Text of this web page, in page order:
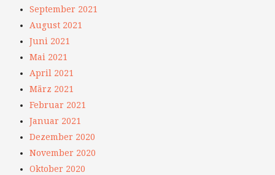
September 2021
August 2021
Juni 2021
Mai 2021
April 2021
März 2021
Februar 2021
Januar 2021
Dezember 2020
November 2020
Oktober 2020